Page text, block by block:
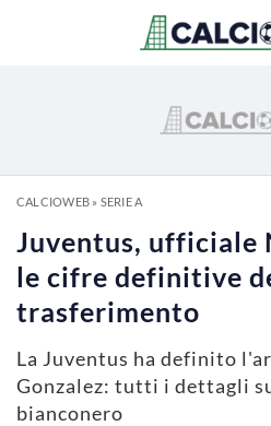
CALCIOWEB» SERIE A
Juventus, ufficiale
le cifre definitive
trasferimento
La Juventus ha definito
Gonzalez: tutti i dettagli
bianconero